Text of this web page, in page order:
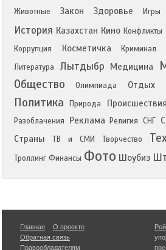
Животные
Закон Здоровье Игры
История Казахстан Кино Конфликты
Коррупция Косметичка Криминал
Литература Лытдыбр Медицина
Общество Олимпиада Отдых
Политика Природа Происшествия
Разоблачения
Реклама Религия СНГ
Страны
ТВ и СМИ Творчество
Троллинг Финансы Фото Шоубиз
Главная
О проекте
Обратная связь
Правообладателям